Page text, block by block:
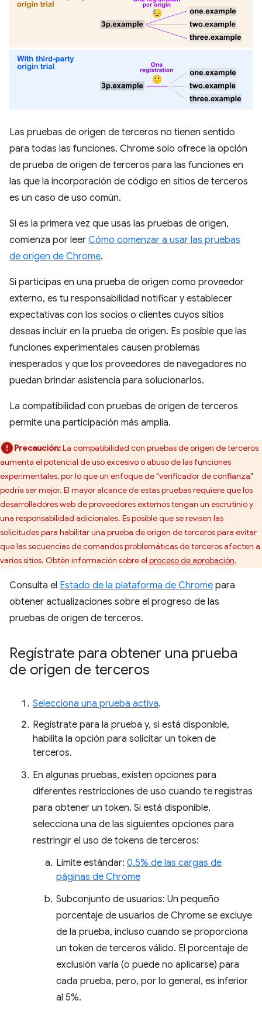
Las pruebas de origen de terceros no tienen sentido
para todas las funciones. Chrome solo ofrece la opción
de prueba de origen de terceros para las funciones en
las que la incorporación de código en sitios de terceros
es un caso de uso común.
Si es la primera vez que usas las pruebas de origen,
comienza por leer Cómo comenzar a usar las pruebas
de origen de Chrome.
Si participas en una prueba de origen como proveedor
externo, es tu responsabilidad notificar y establecer
expectativas con los socios o clientes cuyos sitios
deseas incluir en la prueba de origen. Es posible que las
funciones experimentales causen problemas
inesperados y que los proveedores de navegadores no
puedan brindar asistencia para solucionarlos.
La compatibilidad con pruebas de origen de terceros
permite una participación más amplia.
Precaución:La compatibilidad con pruebas de origen de terceros
aumenta el potencial de uso excesivo o abuso de las funciones
experimentales, por lo que un enfoque de "verificador de confianza"
podría ser mejor. El mayor alcance de estas pruebas requiere que los
desarrolladores web de proveedores externos tengan un escrutinio y
una responsabilidad adicionales. Es posible que se revisen las
solicitudes para habilitar una prueba de origen de terceros para evitar
que las secuencias de comandos problemáticas de terceros afecten a
varios sitios. Obtén información sobre el proceso de aprobación.
Consulta el Estado de la plataforma de Chrome para
obtener actualizaciones sobre el progreso de las
pruebas de origen de terceros.
Regístrate para obtener una prueba
de origen de terceros
Selecciona una prueba activa.
Regístrate para la prueba y, si está disponible,
habilita la opción para solicitar un token de
terceros.
En algunas pruebas, existen opciones para
diferentes restricciones de uso cuando te registras
para obtener un token. Si está disponible,
selecciona una de las siguientes opciones para
restringir el uso de tokens de terceros:
Límite estándar: 0.5% de las cargas de
páginas de Chrome
Subconjunto de usuarios: Un pequeño
porcentaje de usuarios de Chrome se excluye
de la prueba, incluso cuando se proporciona
un token de terceros válido. El porcentaje de
exclusión varía (o puede no aplicarse) para
cada prueba, pero, por lo general, es inferior
al 5%.